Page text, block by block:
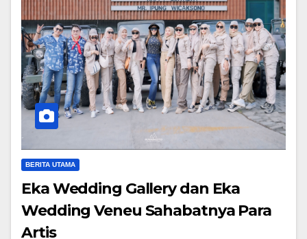
BERITA UTAMA
Eka Wedding Gallery dan Eka
Wedding Veneu Sahabatnya Para
Artis